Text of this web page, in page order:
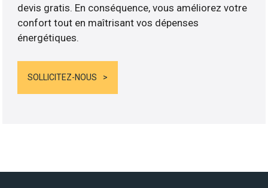
devis gratis. En conséquence, vous améliorez votre
confort tout en maîtrisant vos dépenses
énergétiques.
SOLLICITEZ-NOUS